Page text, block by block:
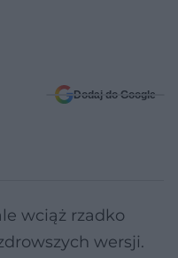
Dodaj do Google
wciąż rzadko
wersji.